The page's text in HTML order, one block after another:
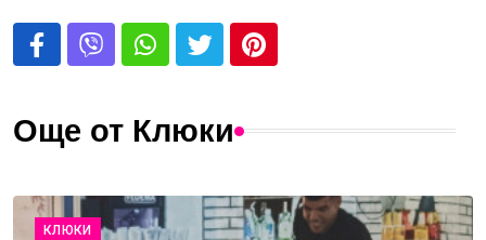
Още от Клюки
КЛЮКИ